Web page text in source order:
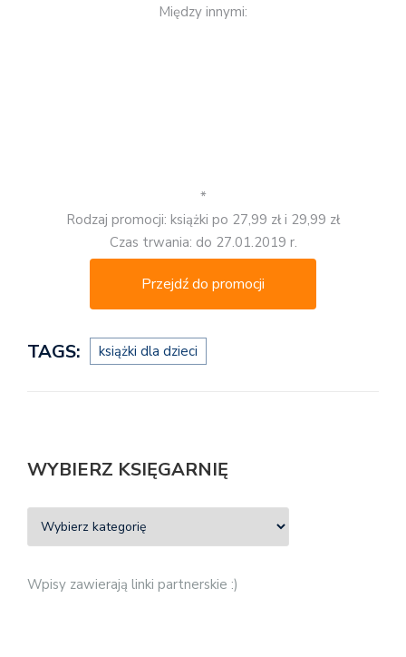
Między innymi:
*
Rodzaj promocji: książki po 27,99 zł i 29,99 zł
Czas trwania: do 27.01.2019 r.
Przejdź do promocji
TAGS: książki dla dzieci
WYBIERZ KSIĘGARNIĘ
Wpisy zawierają linki partnerskie :)